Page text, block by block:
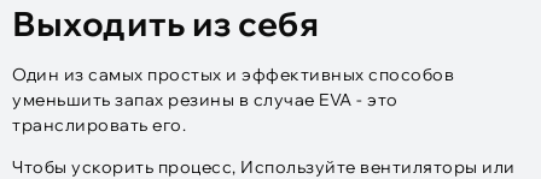
Выходить из себя
Один из самых простых и эффективных способов
уменьшить запах резины в случае EVA - это
транслировать его.
Чтобы ускорить процесс, Используйте вентиляторы или